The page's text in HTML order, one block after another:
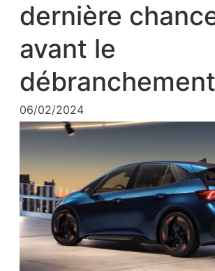
dernière
avant le
06/02/2024